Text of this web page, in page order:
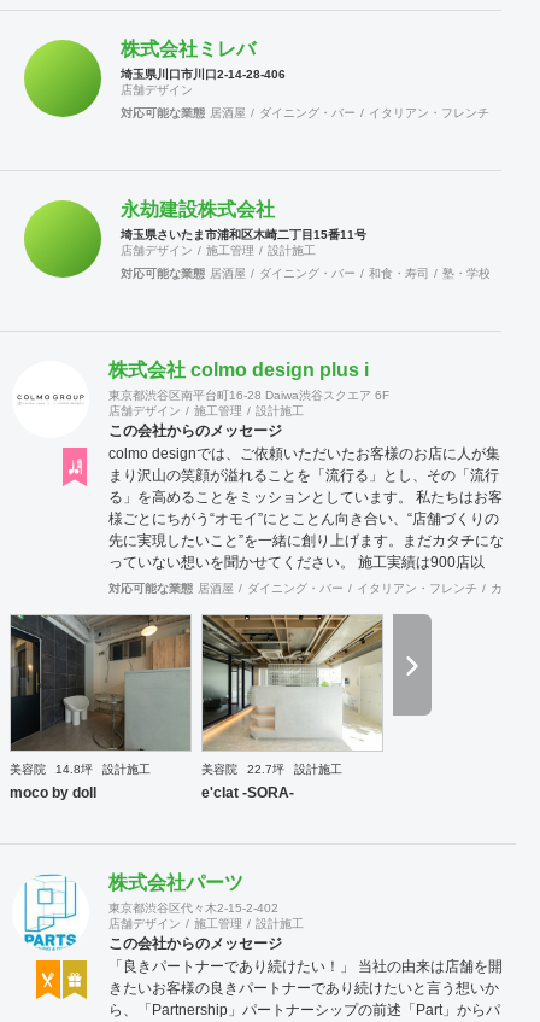
株式会社ミレバ
埼玉県川口市川口2-14-28-406
店舗デザイン
対応可能な業態 居酒屋 ダイニング・バー イタリアン・フレンチ
永劫建設株式会社
埼玉県さいたま市浦和区木崎二丁目15番11号
店舗デザイン
施工管理
設計施工
対応可能な業態 居酒屋 ダイニング・バー 和食・寿司 塾・学校
株式会社 colmo design plus i
東京都渋谷区南平台町16-28 Daiwa渋谷スクエア 6F
店舗デザイン
施工管理 設計施工
この会社からのメッセージ
colmo designでは、ご依頼いただいたお客様のお店に人が集
まり沢山の笑顔が溢れることを「流行る」とし、その「流行
る」を高めることをミッションとしています。 私たちは​​お客
様ごとにちがう“オモイ”にとことん向き合い、“店舗づくりの
先に実現したいこと”を一緒に創り上げます。まだカタチにな
っていない想いを聞かせてください。 施工実績は900店以
上。 グループ会社で直営美容室を13店舗を運営をしており
提案をいたします。 ◉サービス ①テナント紹介サポート ②顧
客ターゲット・マーケティング調査 ③資金調達サポート ④
美容業界専門のデザイン提案 ⑤自社施工 ⑥ブランディング
のための販促ツール ⑦お客様により沿ったアフターフォロー
まずはご相談やお話だけでも構いません。 お気軽にお問合せ
くださいませ！
対応可能な業態 居酒屋 ダイニング・バー イタリアン・フレンチ カフェ
美容院 14.8坪 設計施工
moco by doll
美容院 22.7坪 設計施工
e'clat -SORA-
株式会社パーツ
東京都渋谷区代々木2-15-2-402
店舗デザイン
施工管理 設計施工
この会社からのメッセージ
「良きパートナーであり続けたい！」 当社の由来は店舗を開
きたいお客様の良きパートナーであり続けたいと言う想いか
ら、「Partnership」パートナーシップの前述「Part」からパ